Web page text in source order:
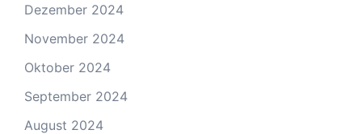
Dezember 2024
November 2024
Oktober 2024
September 2024
August 2024